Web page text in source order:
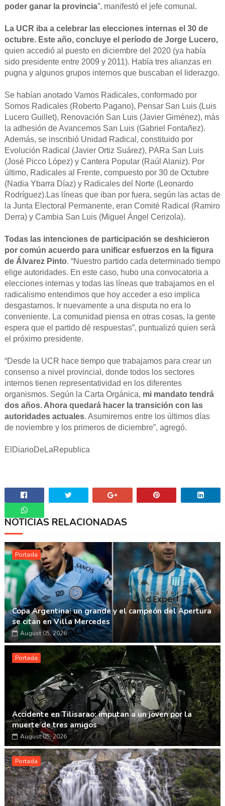
poder ganar la provincia”, manifestó el jefe comunal.
La UCR iba a celebrar las elecciones internas el 30 de
octubre. Este año, concluye el período de Jorge Lucero,
quien accedió al puesto en diciembre del 2020 (ya había
sido presidente entre 2009 y 2011). Había tres alianzas en
pugna y algunos grupos internos que buscaban el liderazgo.
Se habían anotado Vamos Radicales, conformado por
Somos Radicales (Roberto Pagano), Pensar San Luis (Luis
Lucero Guillet), Renovación San Luis (Javier Giménez), más
la adhesión de Avancemos San Luis (Gabriel Fontañez).
Además, se inscribió Unidad Radical, constituido por
Evolución Radical (Javier Ortiz Suárez), PARa San Luis
(José Picco López) y Cantera Popular (Raúl Alaniz). Por
último, Radicales al Frente, compuesto por 30 de Octubre
(Nadia Ybarra Díaz) y Radicales del Norte (Leonardo
Rodríguez).Las líneas que iban por fuera, según las actas de
la Junta Electoral Permanente, eran Comité Radical (Ramiro
Derra) y Cambia San Luis (Miguel Ángel Cerizola).
Todas las intenciones de participación se deshicieron
por común acuerdo para unificar esfuerzos en la figura
de Álvarez Pinto. “Nuestro partido cada determinado tiempo
elige autoridades. En este caso, hubo una convocatoria a
elecciones internas y todas las líneas que trabajamos en el
radicalismo entendimos que hoy acceder a eso implica
desgastarnos. Ir nuevamente a una disputa no era lo
conveniente. La comunidad piensa en otras cosas, la gente
espera que el partido dé respuestas”, puntualizó quien será
el próximo presidente.
“Desde la UCR hace tiempo que trabajamos para crear un
consenso a nivel provincial, donde todos los sectores
internos tienen representatividad en los diferentes
organismos. Según la Carta Orgánica, mi mandato tendrá
dos años. Ahora quedará hacer la transición con las
autoridades actuales. Asumiremos entre los últimos días
de noviembre y los primeros de diciembre”, agregó.
ElDiarioDeLaRepublica
Whatsapp
NOTICIAS RELACIONADAS
Portada
Copa Argentina: un grande y el campeón del Apertura
se citan en Villa Mercedes
August 05, 2026
Portada
Accidente en Tilisarao: imputan a un joven por la
muerte de tres amigos
August 05, 2026
Portada